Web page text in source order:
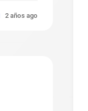
2 años ago